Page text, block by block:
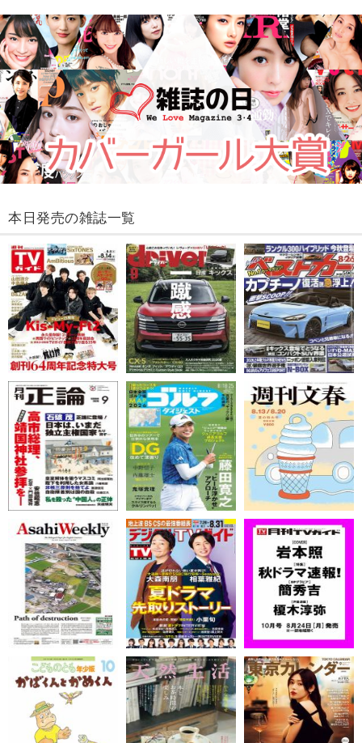
本日発売の雑誌一覧